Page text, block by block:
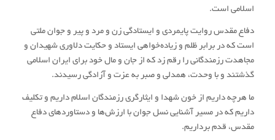
اسلامی است.
دفاع مقدس روایت پایمردی و ایستادگی زن و مرد و پیر و جوان ملتی
است که در برابر ظلم و زیاده‌خواهی ایستاد و حکایت دلاوری شهیدان و
مجاهدت رزمندگانی را رقم زد که از جان و مال خود برای ایران اسلامی
گذشتند و با وحدت، همدلی و صبر به عزت و آزادگی رسیدند.
ما هرچه داریم از خون شهدا و ایثارگری رزمندگان اسلام داریم و تکلیف
داریم که در مسیر آشنایی نسل جوان با ارزش‌ها و دستاورد‌های دفاع
مقدس، قدم برداریم.